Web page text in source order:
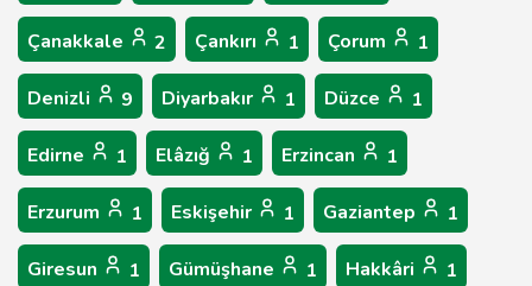
Çanakkale 2 Çankırı 1 Çorum 1
Denizli 9 Diyarbakır 1 Düzce 1
Edirne 1 Elâzığ 1 Erzincan 1
Erzurum 1 Eskişehir 1 Gaziantep 1
Giresun 1 Gümüşhane 1 Hakkâri 1